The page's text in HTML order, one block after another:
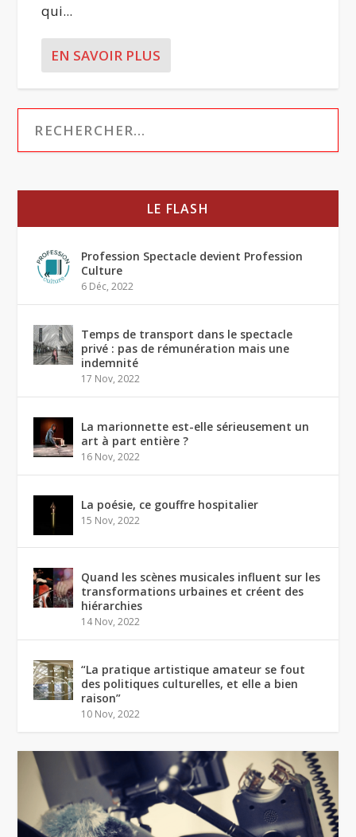
qui...
EN SAVOIR PLUS
LE FLASH
Profession Spectacle devient Profession
Culture
6 Déc, 2022
Temps de transport dans le spectacle
privé : pas de rémunération mais une
indemnité
17 Nov, 2022
La marionnette est-elle sérieusement un
art à part entière ?
16 Nov, 2022
La poésie, ce gouffre hospitalier
15 Nov, 2022
Quand les scènes musicales influent sur les
transformations urbaines et créent des
hiérarchies
14 Nov, 2022
“La pratique artistique amateur se fout
des politiques culturelles, et elle a bien
raison”
10 Nov, 2022